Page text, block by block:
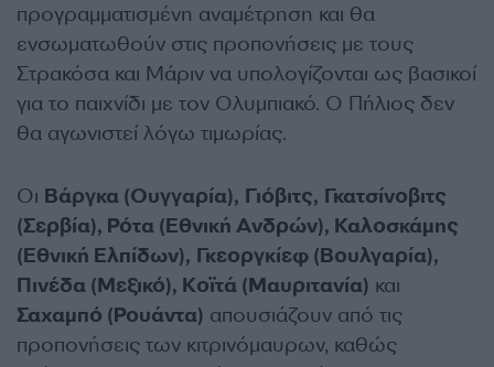
προγραμματισμένη αναμέτρηση και θα
ενσωματωθούν στις προπονήσεις με τους
Στρακόσα και Μάριν να υπολογίζονται ως βασικοί
για το παιχνίδι με τον Ολυμπιακό. Ο Πήλιος δεν
θα αγωνιστεί λόγω τιμωρίας.
Οι Βάργκα (Ουγγαρία), Γιόβιτς, Γκατσίνοβιτς
(Σερβία), Ρότα (Εθνική Ανδρών), Καλοσκάμης
(Εθνική Ελπίδων), Γκεοργκίεφ (Βουλγαρία),
Πινέδα (Μεξικό), Κοϊτά (Μαυριτανία) και
Σαχαμπό (Ρουάντα) απουσιάζουν από τις
προπονήσεις των κιτρινόμαυρων, καθώς